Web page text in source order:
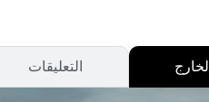
الخارج التعليقات